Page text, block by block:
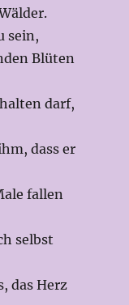
sein,
Blüten
darf,
dass er
fallen
selbst
das Herz